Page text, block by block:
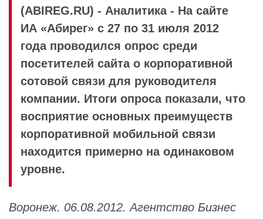
(ABIREG.RU) - Аналитика - На сайте
ИА «Абирег» с 27 по 31 июля 2012
года проводился опрос среди
посетителей сайта о корпоративной
сотовой связи для руководителя
компании. Итоги опроса показали, что
восприятие основных преимуществ
корпоративной мобильной связи
находится примерно на одинаковом
уровне.
Воронеж. 06.08.2012. Агентство Бизнес